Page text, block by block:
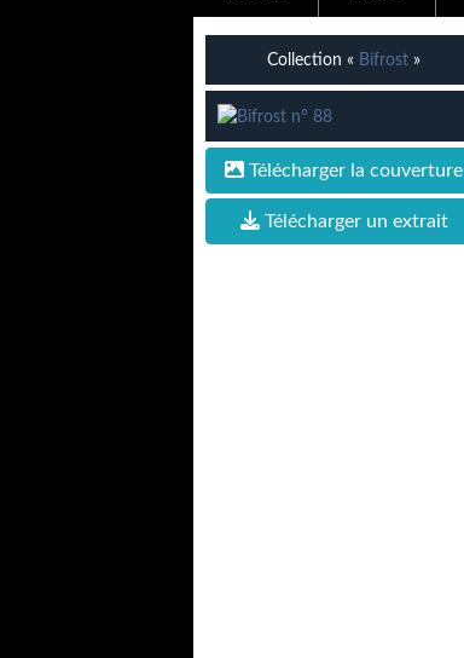
Collection « Bifrost »
Télécharger la couverture
Télécharger un extrait